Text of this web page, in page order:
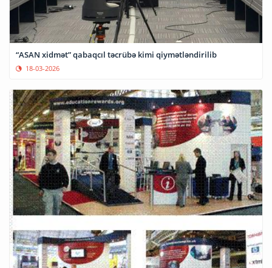
“ASAN xidmət” qabaqcıl təcrübə kimi qiymətləndirilib
18-03-2026